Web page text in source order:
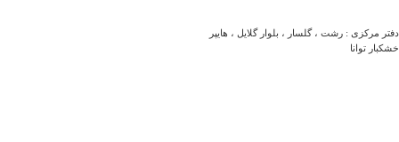
دفتر مرکزی : رشت ، گلسار ، بلوار گلایل ، هایپر
خشکبار توانا